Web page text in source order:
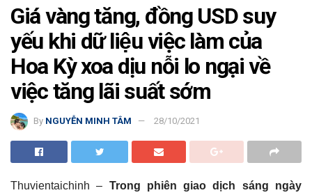
Giá vàng tăng, đồng USD suy
yếu khi dữ liệu việc làm của
Hoa Kỳ xoa dịu nỗi lo ngại về
việc tăng lãi suất sớm
By NGUYỄN MINH TÂM 28/10/2021
Thuvientaichinh – Trong phiên giao dịch sáng ngày